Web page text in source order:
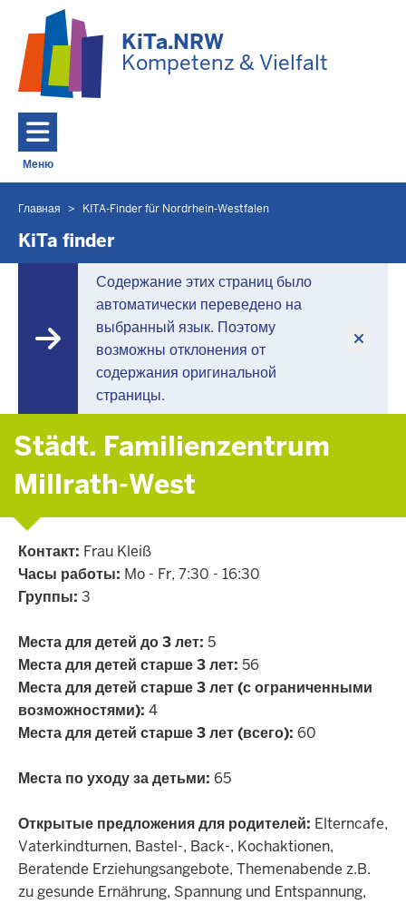
Перейти к основному содержанию
KiTa.NRW
Kompetenz & Vielfalt
Меню
Toggle navigation: Главное меню
Вы
находитесь
Главная KITA-Finder für Nordrhein-Westfalen
KiTa finder
Содержание этих страниц было
автоматически переведено на
выбранный язык. Поэтому
возможны отклонения от
содержания оригинальной
страницы.
Städt. Familienzentrum
Millrath-West
Контакт: Frau Kleiß
Часы работы: Mo - Fr, 7:30 - 16:30
Группы: 3
Места для детей до 3 лет: 5
Места для детей старше 3 лет: 56
Места для детей старше 3 лет (с ограниченными
возможностями): 4
Места для детей старше 3 лет (всего): 60
Места по уходу за детьми: 65
Открытые предложения для родителей: Elterncafe,
Vaterkindturnen, Bastel-, Back-, Kochaktionen,
Beratende Erziehungsangebote, Themenabende z.B.
zu gesunde Ernährung, Spannung und Entspannung,